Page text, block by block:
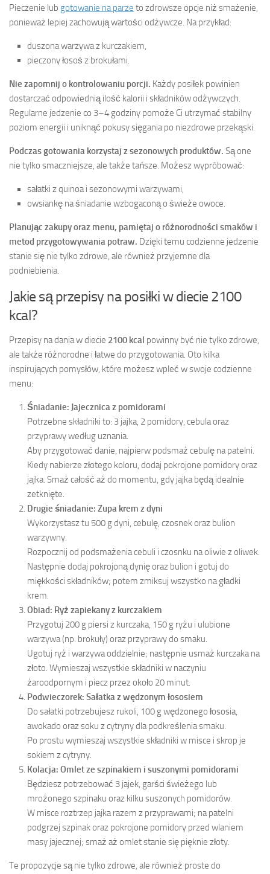
Pieczenie lub gotowanie na parze to zdrowsze opcje niż smażenie,
ponieważ lepiej zachowują wartości odżywcze. Na przykład:
duszona warzywa z kurczakiem,
pieczony łosoś z brokułami.
Nie zapomnij o kontrolowaniu porcji. Każdy posiłek powinien
dostarczać odpowiednią ilość kalorii i składników odżywczych.
Regularne jedzenie co 3–4 godziny pomoże Ci utrzymać stabilny
poziom energii i uniknąć pokusy sięgania po niezdrowe przekąski.
Podczas gotowania korzystaj z sezonowych produktów. Są one
nie tylko smaczniejsze, ale także tańsze. Możesz wypróbować:
sałatki z quinoa i sezonowymi warzywami,
owsiankę na śniadanie wzbogaconą o świeże owoce.
Planując zakupy oraz menu, pamiętaj o różnorodności smaków i
metod przygotowywania potraw. Dzięki temu codzienne jedzenie
stanie się nie tylko zdrowe, ale również przyjemne dla
podniebienia.
Jakie są przepisy na posiłki w diecie 2100
kcal?
Przepisy na dania w diecie 2100 kcal powinny być nie tylko zdrowe,
ale także różnorodne i łatwe do przygotowania. Oto kilka
inspirujących pomysłów, które możesz wpleć w swoje codzienne
menu:
Śniadanie: Jajecznica z pomidorami
Potrzebne składniki to: 3 jajka, 2 pomidory, cebula oraz
przyprawy według uznania.
Aby przygotować danie, najpierw podsmaż cebulę na patelni.
Kiedy nabierze złotego koloru, dodaj pokrojone pomidory oraz
jajka. Smaż całość aż do momentu, gdy jajka będą idealnie
zetknięte.
Drugie śniadanie: Zupa krem z dyni
Wykorzystasz tu 500 g dyni, cebulę, czosnek oraz bulion
warzywny.
Rozpocznij od podsmażenia cebuli i czosnku na oliwie z oliwek.
Następnie dodaj pokrojoną dynię oraz bulion i gotuj do
miękkości składników; potem zmiksuj wszystko na gładki
krem.
Obiad: Ryż zapiekany z kurczakiem
Przygotuj 200 g piersi z kurczaka, 150 g ryżu i ulubione
warzywa (np. brokuły) oraz przyprawy do smaku.
Ugotuj ryż i warzywa oddzielnie; następnie usmaż kurczaka na
złoto. Wymieszaj wszystkie składniki w naczyniu
żaroodpornym i piecz przez około 20 minut.
Podwieczorek: Sałatka z wędzonym łososiem
Do sałatki potrzebujesz rukoli, 100 g wędzonego łososia,
awokado oraz soku z cytryny dla podkreślenia smaku.
Po prostu wymieszaj wszystkie składniki w misce i skrop je
sokiem z cytryny.
Kolacja: Omlet ze szpinakiem i suszonymi pomidorami
Będziesz potrzebować 3 jajek, garści świeżego lub
mrożonego szpinaku oraz kilku suszonych pomidorów.
W misce roztrzep jajka razem z przyprawami; na patelni
podgrzej szpinak oraz pokrojone pomidory przed wlaniem
masy jajecznej; smaż aż omlet stanie się pięknie złoty.
Te propozycje są nie tylko zdrowe, ale również proste do